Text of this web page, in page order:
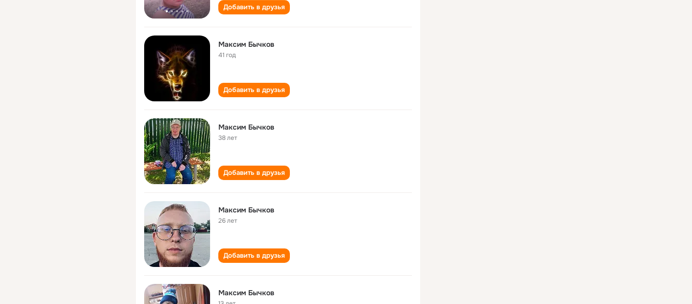
Добавить в друзья
Максим Бычков
41 год
Добавить в друзья
Максим Бычков
38 лет
Добавить в друзья
Максим Бычков
26 лет
Добавить в друзья
Максим Бычков